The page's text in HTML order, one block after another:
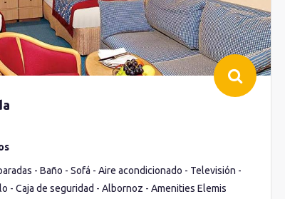
- Baño - Sofá - Aire acondicionado - Televisión -
- Caja de seguridad - Albornoz - Amenities Elemis